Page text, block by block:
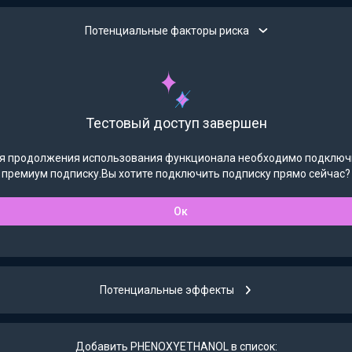
Потенциальные факторы риска
Тестовый доступ завершен
продолжения использования функционала необходимо
премиум подписку.Вы хотите подключить подписку прямо сейчас?
Ок
Потенциальные эффекты
Добавить PHENOXYETHANOL в список: